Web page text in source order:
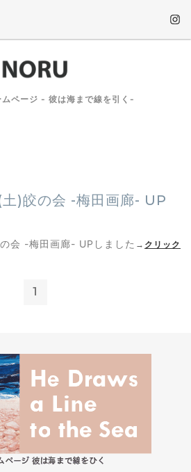
ムページ - 彼は海まで線を引く-
)皎の会 -梅田画廊- UP
会 -梅田画廊- UPしました → クリック
1